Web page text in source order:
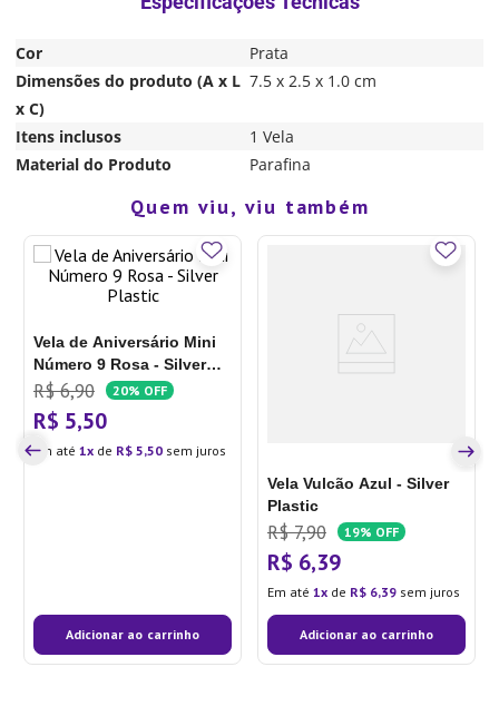
Cor
Prata
Dimensões do produto (A x L
x C)
7.5 x 2.5 x 1.0 cm
Itens inclusos
1 Vela
Material do Produto
Parafina
Quem viu, viu também
Vela de Aniversário Mini
Número 9 Rosa - Silver
Plastic
R$ 6,90 20% OFF
R$ 5,50
Em até 1 de R$ 5,50 sem juros
Adicionar ao carrinho
Vela Vulcão Azul - Silver
Plastic
R$ 7,90 19% OFF
R$ 6,39
Em até 1 de R$ 6,39 sem juros
Adicionar ao carrinho